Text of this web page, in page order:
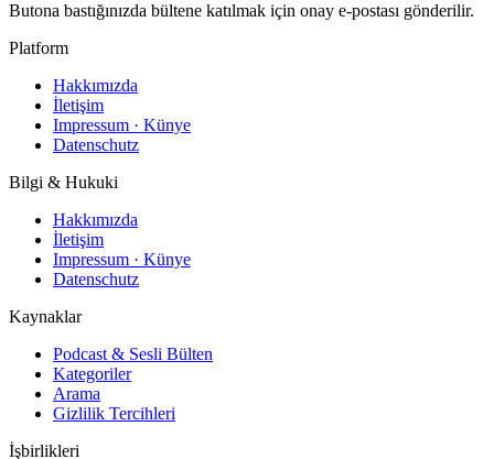
Butona bastığınızda bültene katılmak için onay e-postası gönderilir.
Platform
Hakkımızda
İletişim
Impressum · Künye
Datenschutz
Bilgi & Hukuki
Hakkımızda
İletişim
Impressum · Künye
Datenschutz
Kaynaklar
Podcast & Sesli Bülten
Kategoriler
Arama
Gizlilik Tercihleri
İşbirlikleri